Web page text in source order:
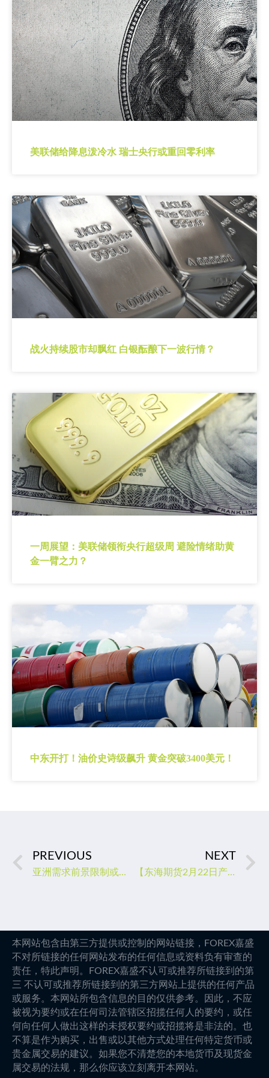
美联储给降息泼冷水 瑞士央行或重回零利率
战火持续股市却飘红 白银酝酿下一波行情？
一周展望：美联储领衔央行超级周 避险情绪助黄
金一臂之力？
中东开打！油价史诗级飙升 黄金突破3400美元！
PREVIOUS
亚洲需求前景限制或支撑金价，关注美联储FOMC会议记要
NEXT
【东海期货2月22日产业链日报】能化篇：需求前景难以评估，油价震荡
本网站包含由第三方提供或控制的网站链接，FOREX嘉盛
不对所链接的任何网站发布的任何信息或资料负有审查的
责任，特此声明。FOREX嘉盛不认可或推荐所链接到的第
三 不认可或推荐所链接到的第三方网站上提供的任何产品
或服务。本网站所包含信息的目的仅供参考。因此，不应
被视为要约或在任何司法管辖区招揽任何人的要约，或任
何向任何人做出这样的未授权要约或招揽将是非法的。也
不算是作为购买，出售或以其他方式处理任何特定货币或
贵金属交易的建议。如果您不清楚您的本地货币及现货金
属交易的法规，那么你应该立刻离开本网站。